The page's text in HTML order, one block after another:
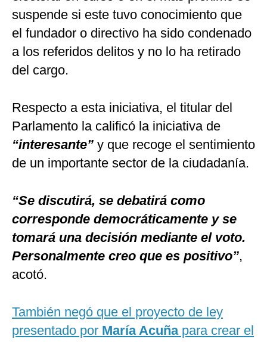
suspende si este tuvo conocimiento que
el fundador o directivo ha sido condenado
a los referidos delitos y no lo ha retirado
del cargo.
Respecto a esta iniciativa, el titular del
Parlamento la calificó la iniciativa de
“interesante” y que recoge el sentimiento
de un importante sector de la ciudadanía.
“Se discutirá, se debatirá como
corresponde democráticamente y se
tomará una decisión mediante el voto.
Personalmente creo que es positivo”,
acotó.
También negó que el proyecto de ley
presentado por María Acuñapara crear el